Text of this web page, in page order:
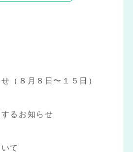
（８月８日〜１５日）
るお知らせ
て